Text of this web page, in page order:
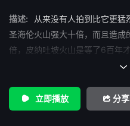
描述:
从来没有人拍到比它更猛
圣海伦火山强大十倍，而且造
倍，皮纳吐坡火山是等了6百年
15日，这座火山炸得四分五裂
立即播放 分享